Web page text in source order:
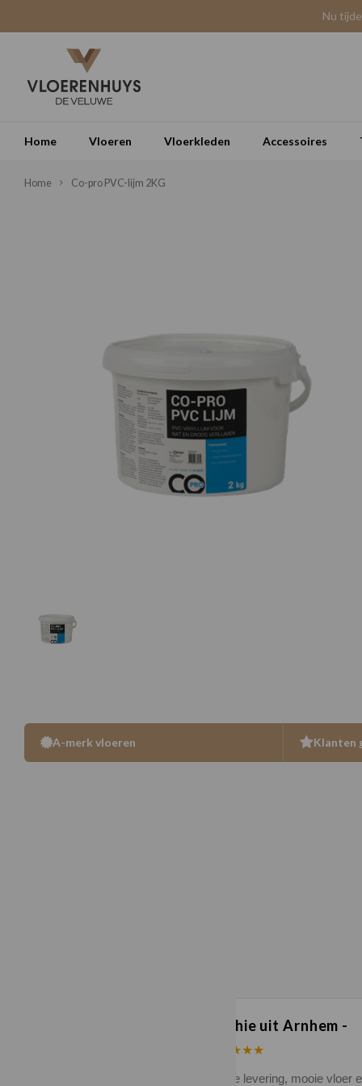
Nu
Home Vloeren Vloerkleden Accessoires
Home Co-pro PVC-lijm 2KG
A-merk vloeren Klanten
Sophie uit Arnhem -
★★★★★
Snelle levering, mooie vloer